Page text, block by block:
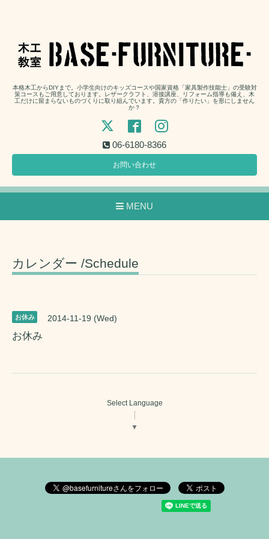
本格木工からDIYまで。小学生向けのキッズコースや国家資格「家具製作技能士」の受験対
策コースもご用意しております。レザークラフト、溶接講座、リフォーム指導も備え、木
工だけに留まらないものづくりに取り組んでいます。貴方の「作りたい」を形にしません
か？
06-6180-8366
お問い合わせ
MENU
カレンダー /Schedule
お休み 2014-11-19 (Wed)
お休み
Select Language
▼